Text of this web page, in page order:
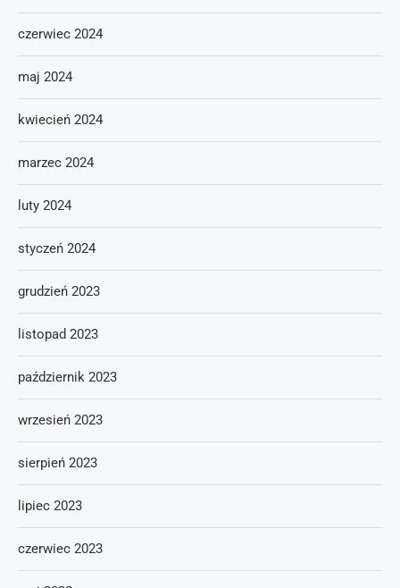
czerwiec 2024
maj 2024
kwiecień 2024
marzec 2024
luty 2024
styczeń 2024
grudzień 2023
listopad 2023
październik 2023
wrzesień 2023
sierpień 2023
lipiec 2023
czerwiec 2023